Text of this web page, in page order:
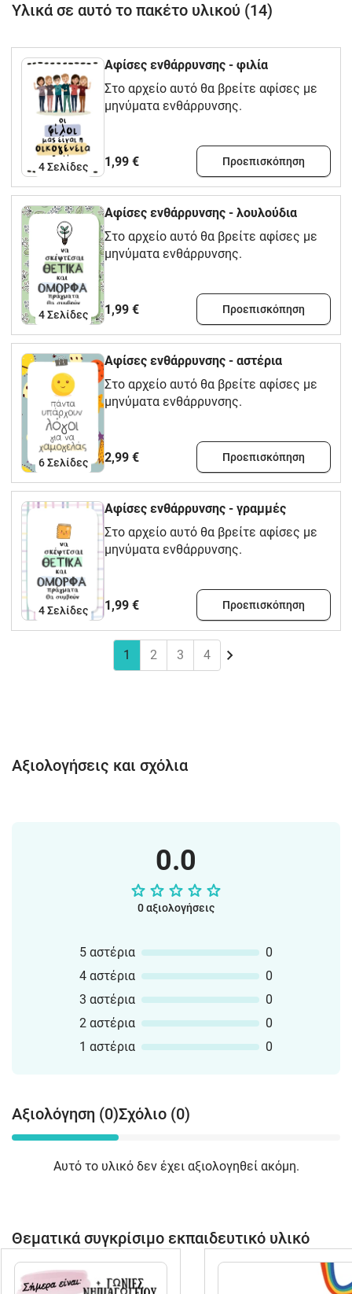
Υλικά σε αυτό το πακέτο υλικού (14)
4Σελίδες
Αφίσες ενθάρρυνσης - φιλία
Στο αρχείο αυτό θα βρείτε αφίσες με
μηνύματα ενθάρρυνσης.
1,99 € Προεπισκόπηση
4Σελίδες
Αφίσες ενθάρρυνσης - λουλούδια
Στο αρχείο αυτό θα βρείτε αφίσες με
μηνύματα ενθάρρυνσης.
1,99 € Προεπισκόπηση
6Σελίδες
Aφίσες ενθάρρυνσης - αστέρια
Στο αρχείο αυτό θα βρείτε αφίσες με
μηνύματα ενθάρρυνσης.
2,99 € Προεπισκόπηση
4Σελίδες
Aφίσες ενθάρρυνσης - γραμμές
Στο αρχείο αυτό θα βρείτε αφίσες με
μηνύματα ενθάρρυνσης.
1,99 € Προεπισκόπηση
1 2 3 4
Αξιολογήσεις και σχόλια
0.0
0 αξιολογήσεις
5 αστέρια
0
4 αστέρια
0
3 αστέρια
0
2 αστέρια
0
1 αστέρια
0
Αξιολόγηση (0)Σχόλιο (0)
Αυτό το υλικό δεν έχει αξιολογηθεί ακόμη.
Θεματικά συγκρίσιμο εκπαιδευτικό υλικό